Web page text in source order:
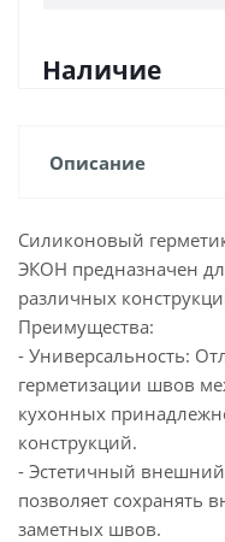
Наличие
Описание
Силиконовый
ЭКОН предназначен
различных
Преимущества:
- Универсальность:
герметизации швов
кухонных
конструкций.
- Эстетичный
позволяет сохранять
заметных швов.